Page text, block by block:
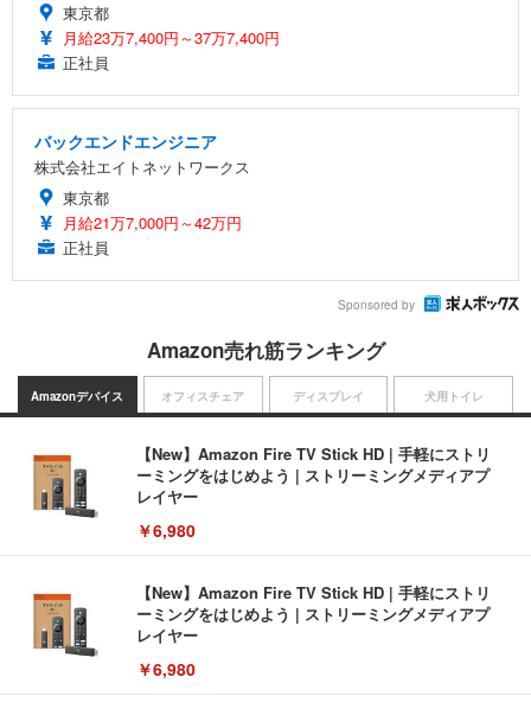
東京都
月給23万7,400円～37万7,400円
正社員
バックエンドエンジニア
株式会社エイトネットワークス
東京都
月給21万7,000円～42万円
正社員
Sponsored by
Amazon売れ筋ランキング
Amazonデバイス
【New】Amazon Fire TV Stick HD | 手軽にストリ
ーミングをはじめよう | ストリーミングメディアプ
レイヤー
￥6,980
【New】Amazon Fire TV Stick HD | 手軽にストリ
ーミングをはじめよう | ストリーミングメディアプ
レイヤー
￥6,980
オフィスチェア ディスプレイ 犬用トイレ